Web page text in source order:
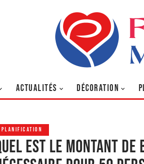
ACTUALITÉS DÉCORATION
PLANIFICATION
est le montant de